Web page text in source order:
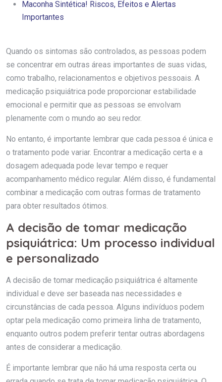
Maconha Sintética! Riscos, Efeitos e Alertas
Importantes
Quando os sintomas são controlados, as pessoas podem
se concentrar em outras áreas importantes de suas vidas,
como trabalho, relacionamentos e objetivos pessoais. A
medicação psiquiátrica pode proporcionar estabilidade
emocional e permitir que as pessoas se envolvam
plenamente com o mundo ao seu redor.
No entanto, é importante lembrar que cada pessoa é única e
o tratamento pode variar. Encontrar a medicação certa e a
dosagem adequada pode levar tempo e requer
acompanhamento médico regular. Além disso, é fundamental
combinar a medicação com outras formas de tratamento
para obter resultados ótimos.
A decisão de tomar medicação
psiquiátrica: Um processo individual
e personalizado
A decisão de tomar medicação psiquiátrica é altamente
individual e deve ser baseada nas necessidades e
circunstâncias de cada pessoa. Alguns indivíduos podem
optar pela medicação como primeira linha de tratamento,
enquanto outros podem preferir tentar outras abordagens
antes de considerar a medicação.
É importante lembrar que não há uma resposta certa ou